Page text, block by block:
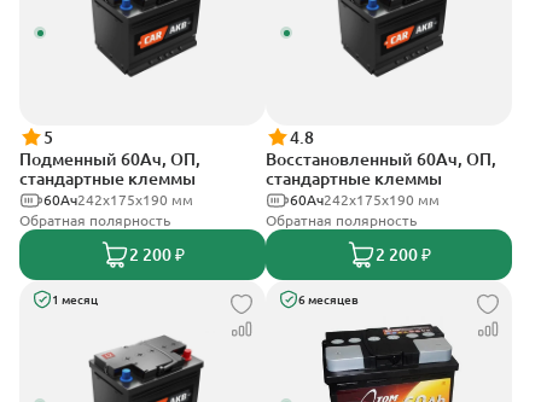
5
Подменный 60Ач, ОП,
стандартные клеммы
242х175х190 мм
60Ач
Обратная полярность
2 200 ₽
4.8
Восстановленный 60Ач, ОП,
стандартные клеммы
242х175х190 мм
60Ач
Обратная полярность
2 200 ₽
1 месяц 6 месяцев